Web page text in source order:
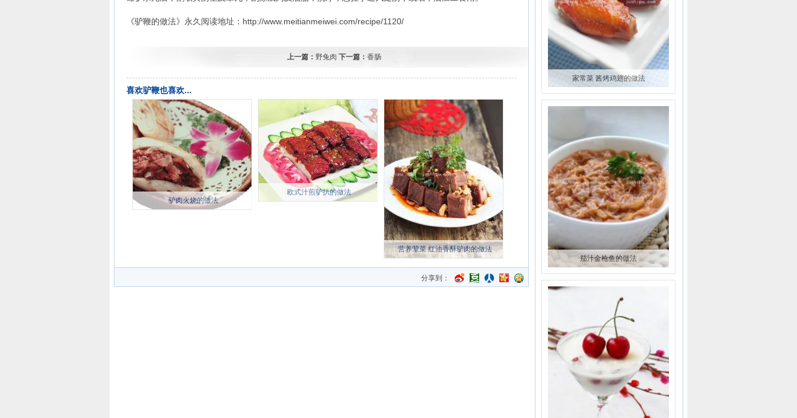
《驴鞭的做法》永久阅读地址：http://www.meitianmeiwei.com/recipe/1120/
上一篇： 野兔肉 下一篇： 香肠
喜欢驴鞭也喜欢...
驴肉火烧的做法
欧式汁煎驴扒的做法
营养荤菜 红油香酥驴肉的做法
分享到：
家常菜 酱烤鸡翅的做法
茄汁金枪鱼的做法